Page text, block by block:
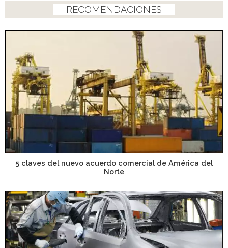
RECOMENDACIONES
5 claves del nuevo acuerdo comercial de América del
Norte